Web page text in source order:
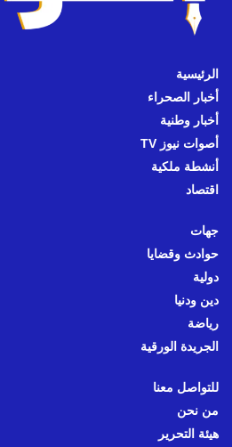
الرئيسية
أخبار الصحراء
أخبار وطنية
أصوات نيوز TV
أنشطة ملكية
اقتصاد
جهات
حوادث وقضايا
دولية
دين ودنيا
رياضة
الجريدة الورقية
للتواصل معنا
من نحن
هيئة التحرير